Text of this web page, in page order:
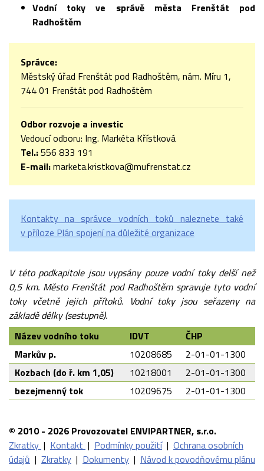
Vodní toky ve
správě města Frenštát pod
Radhoštěm
Správce:
Městský úřad Frenštát pod Radhoštěm, nám. Míru 1,
744 01 Frenštát pod Radhoštěm
Odbor rozvoje a investic
Vedoucí odboru: Ing. Markéta Křístková
Tel.:556 833 191
E-mail:marketa.kristkova@mufrenstat.cz
Kontakty na správce vodních toků naleznete také
v příloze Plán spojení nadůležité organizace
V této podkapitole jsou vypsány pouze vodní toky delší než
0,5 km. Město Frenštát pod Radhoštěm spravuje tyto vodní
toky včetně jejich přítoků. Vodní toky jsou seřazeny na
základě délky (sestupně).
Název vodního toku
IDVT
ČHP
Markův p.
10208685
2-01-01-1300
Kozbach (do ř. km 1,05)
10218001
2-01-01-1300
bezejmenný tok
10209675 2-01-01-1300
© 2010 - 2026 Provozovatel ENVIPARTNER, s.r.o.
Zkratky | Kontakt | Podmínky použití | Ochrana osobních
údajů | Zkratky | Dokumenty | Návod k povodňovému plánu